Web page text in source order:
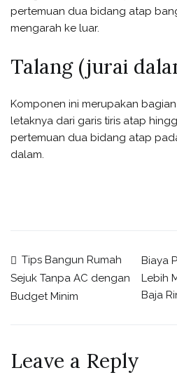
pertemuan dua bidang atap
mengarah ke luar.
Talang (jurai
Komponen ini merupakan
letaknya dari garis tiris atap
pertemuan dua bidang atap
dalam.
Tips Bangun Rumah
Sejuk Tanpa AC dengan
Budget Minim
Biaya
Lebih
Baja
Leave a Reply